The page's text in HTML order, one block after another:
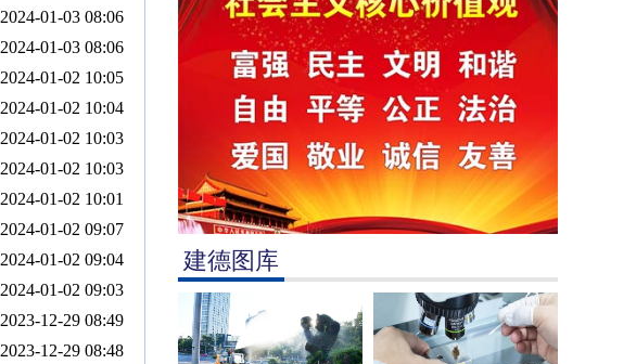
建德图库
2024-01-03 08:06
2024-01-03 08:06
2024-01-02 10:05
2024-01-02 10:04
2024-01-02 10:03
2024-01-02 10:03
2024-01-02 10:01
2024-01-02 09:07
2024-01-02 09:04
2024-01-02 09:03
2023-12-29 08:49
2023-12-29 08:48